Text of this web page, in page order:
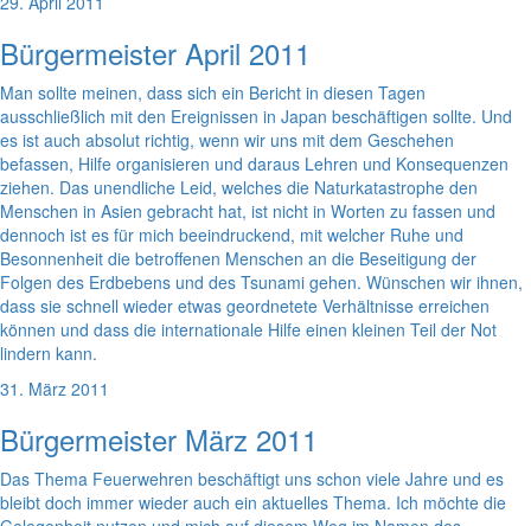
Bürgermeister April 2011
Man sollte meinen, dass sich ein Bericht in diesen Tagen
ausschließlich mit den Ereignissen in Japan beschäftigen sollte. Und
es ist auch absolut richtig, wenn wir uns mit dem Geschehen
befassen, Hilfe organisieren und daraus Lehren und Konsequenzen
ziehen. Das unendliche Leid, welches die Naturkatastrophe den
Menschen in Asien gebracht hat, ist nicht in Worten zu fassen und
dennoch ist es für mich beeindruckend, mit welcher Ruhe und
Besonnenheit die betroffenen Menschen an die Beseitigung der
Folgen des Erdbebens und des Tsunami gehen. Wünschen wir ihnen,
dass sie schnell wieder etwas geordnetete Verhältnisse erreichen
können und dass die internationale Hilfe einen kleinen Teil der Not
lindern kann.
31. März 2011
Bürgermeister März 2011
Das Thema Feuerwehren beschäftigt uns schon viele Jahre und es
bleibt doch immer wieder auch ein aktuelles Thema. Ich möchte die